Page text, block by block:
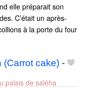
elle préparait son
C’était un après-
à la porte du four
(Carrot cake) -
palais de saléha